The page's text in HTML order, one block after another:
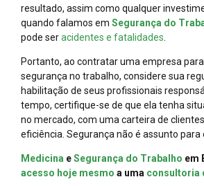
resultado, assim como qualquer
quando falamos em Segurança do
pode seracidentes e fatalidades
Portanto, ao contratar uma empresa
segurança no trabalho, considere sua
habilitação de seus profissionais
tempo, certifique-se de que ela tenha
no mercado, com uma carteira de
eficiência. Segurança não é assunto para
Medicina eSegurança do Trabalho em
acesso hoje mesmo a uma consultoria